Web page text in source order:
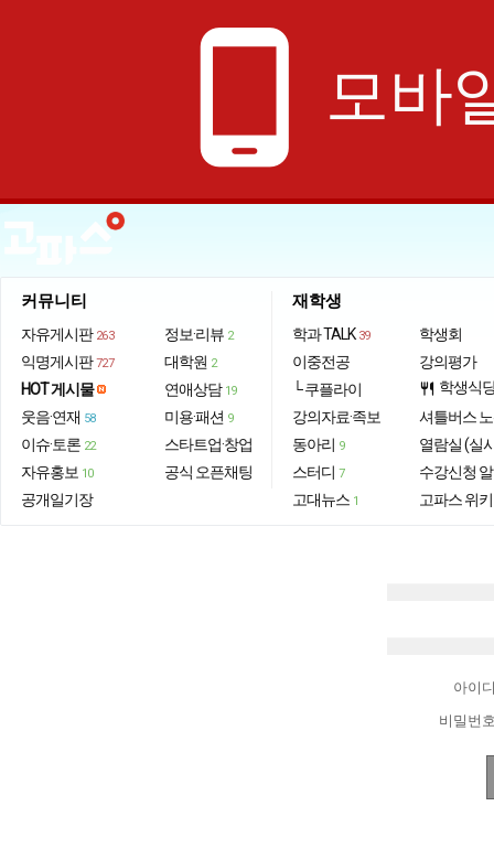
phone_android 모바
커뮤니티
자유게시판 263
익명게시판 727
HOT 게시물
웃음·연재 58
이슈·토론 22
자유홍보 10
공개일기장
정보·리뷰 2
대학원 2
연애상담 19
미용·패션 9
스타트업·창업
공식 오픈채팅
재학생
학과 TALK 39
이중전공
└ 쿠플라이
강의자료·족보
동아리 9
스터디 7
고대뉴스 1
학생회
강의평가
restaurant 학생식
셔틀버스
열람실 (실
수강신청
고파스 위키
아이
비밀번